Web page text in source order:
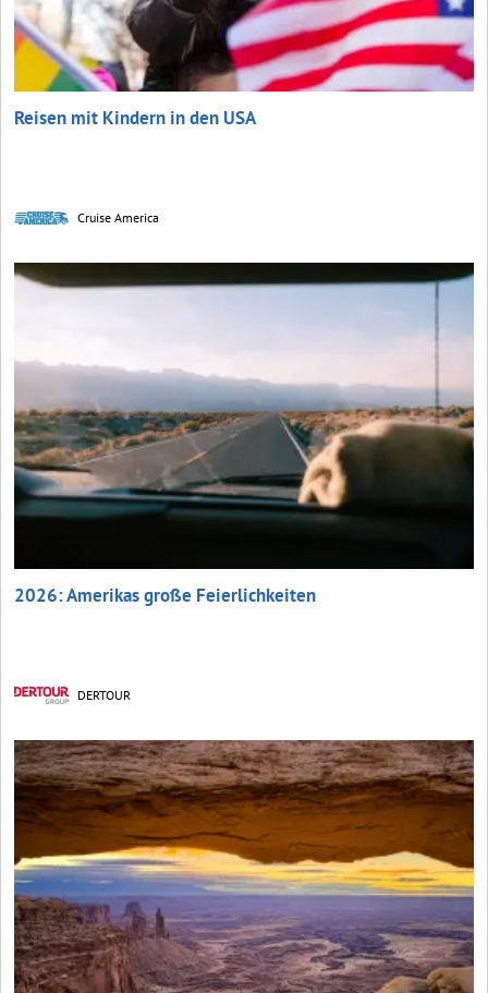
Reisen mit Kindern in den USA
Cruise America
2026: Amerikas große Feierlichkeiten
DERTOUR